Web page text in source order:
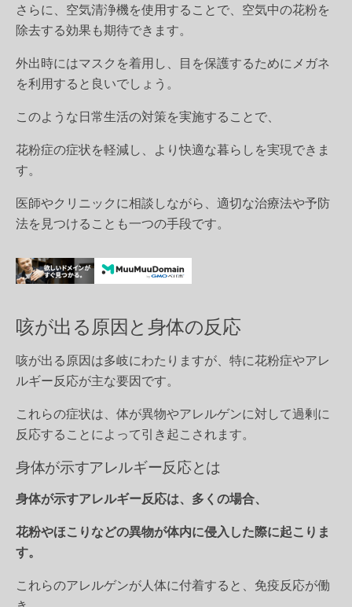
さらに、空気清浄機を使用することで、空気中の花粉を
除去する効果も期待できます。
外出時にはマスクを着用し、目を保護するためにメガネ
を利用すると良いでしょう。
このような日常生活の対策を実施することで、
花粉症の症状を軽減し、より快適な暮らしを実現できま
す。
医師やクリニックに相談しながら、適切な治療法や予防
法を見つけることも一つの手段です。
咳が出る原因と身体の反応
咳が出る原因は多岐にわたりますが、特に花粉症やアレ
ルギー反応が主な要因です。
これらの症状は、体が異物やアレルゲンに対して過剰に
反応することによって引き起こされます。
身体が示すアレルギー反応とは
身体が示すアレルギー反応は、多くの場合、
花粉やほこりなどの異物が体内に侵入した際に起こりま
す。
これらのアレルゲンが人体に付着すると、免疫反応が働